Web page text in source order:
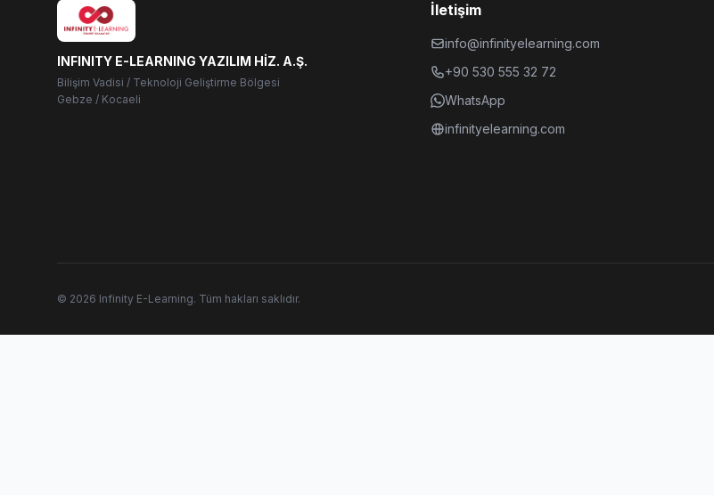
INFINITY E-LEARNING YAZILIM HİZ. A.Ş.
Bilişim Vadisi / Teknoloji Geliştirme Bölgesi
Gebze / Kocaeli
İletişim
info@infinityelearning.com
+90 530 555 32 72
WhatsApp
infinityelearning.com
© 2026 Infinity E-Learning. Tüm hakları saklıdır.